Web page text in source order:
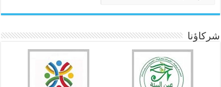
شركاؤنا